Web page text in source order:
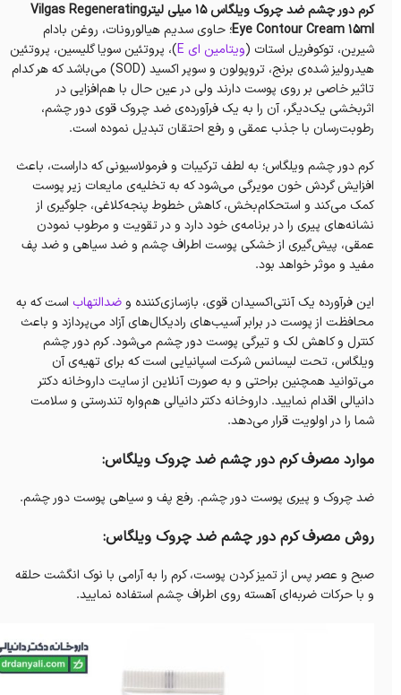
کرم دور چشم ضد چروک ویلگاس 15 میلی لیترVilgas Regenerating
Eye Contour Cream 15ml؛ حاوی سدیم هیالورونات، روغن بادام
شیرین، توکوفریل استات (ویتامین ای E
)، پروتئین سویا گلیسین، پروتئین
هیدرولیز شده‌ی برنج، تروپولون و سوپر اکسید (SOD) می‌باشد‌ که هر کدام
تاثیر خاصی بر روی پوست دارند ولی در عین حال با هم‌افزایی در
اثربخشی یک‌دیگر، آن را به یک فرآورده‌ی ضد چروک قوی دور چشم،
رطوبت‌رسان با جذب عمقی و رفع احتقان تبدیل نموده است.
کرم دور چشم ویلگاس؛ به لطف ترکیبات و فرمولاسیونی که داراست، باعث
افزایش‌ گردش خون مویرگی می‌شود که به تخلیه‌ی مایعات زیر پوست
کمک می‌کند و استحکام‌بخش، کاهش خطوط پنجه‌کلاغی، جلوگیری از
نشانه‌های پیری را در برنامه‌ی خود دارد و در تقویت‌ و مرطوب‌ نمودن
عمقی، پیش‌گیری از خشکی پوست اطراف چشم و ضد سیاهی و ضد پف
مفید و موثر خواهد بود.
این فرآورده یک آنتی‌اکسیدان قوی، بازسازی‌کننده وضدالتهاب است که به
محافظت از پوست در برابر آسیب‌های رادیکال‌های آزاد می‌پردازد و باعث
کنترل و کاهش لک و تیرگی پوست دور چشم می‌شود. کرم دور چشم
ویلگاس، تحت لیسانس شرکت اسپانیایی است که برای تهیه‌ی آن
می‌توانید همچنین براحتی و به صورت آنلاین از سایت داروخانه‌ دکتر
دانیالی اقدام نمایید. داروخانه‌ دکتر دانیالی هم‌واره تندرستی و سلامت
شما را در اولویت قرار می‌دهد.
موارد مصرف کرم دور چشم ضد چروک ویلگاس:
ضد چروک و پیری پوست دور چشم. رفع پف و سیاهی پوست دور چشم.
روش مصرف کرم دور چشم ضد چروک ویلگاس:
صبح و عصر پس از تمیز کردن پوست، کرم را به آرامی با نوک انگشت حلقه
و با حرکات ضربه‌ای آهسته روی اطراف چشم استفاده نمایید.